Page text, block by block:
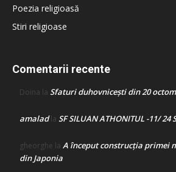
Poezia religioasă
Stiri religioase
Comentarii recente
Doina la Sfaturi duhovnicești din 20
amaladla SF SILUAN ATHONITUL -11/ 24
gheorghe la A început construcţia primei
din Japonia